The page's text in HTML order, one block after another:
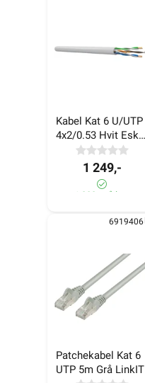
Kabel Kat 6 U/UTP
4x2/0.53 Hvit Eske
100m
1 249,-
>1 000+ på lager
Patchekabel Kat 6
UTP 5m Grå LinkIT
6919406